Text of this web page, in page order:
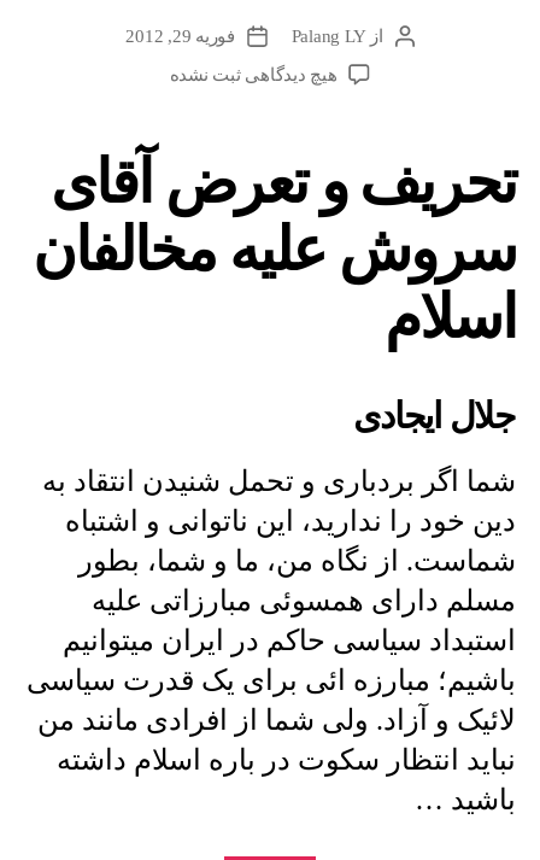
نویسندهٔ
نوشته
ازPalang LY
تاریخفوریه 29, 2012
هیچ دیدگاهیبرای
تحریف
و
آقای
ثبت نشده
تحریف و تعرض آقای
سروش علیه مخالفان
اسلام
جلال ایجادی
شما اگر بردباری و تحمل شنیدن انتقاد به
دین خود را ندارید، این ناتوانی و اشتباه
شماست. از نگاه من، ما و شما، بطور
مسلم دارای همسوئی مبارزاتی علیه
استبداد سیاسی حاکم در ایران میتوانیم
باشیم؛ مبارزه ائی برای یک قدرت سیاسی
لائیک و آزاد. ولی شما از افرادی مانند من
نباید انتظار سکوت در باره اسلام داشته
باشید …